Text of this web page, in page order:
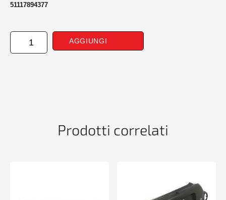
51117894377
PARAURTI
ANTERIORE
AGGIUNGI
Prodotti correlati